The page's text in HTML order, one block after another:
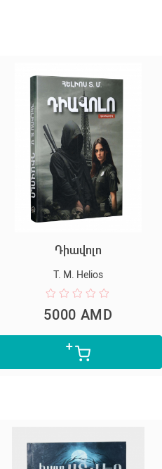
Դիավոլո
T. M. Helios
5000 AMD